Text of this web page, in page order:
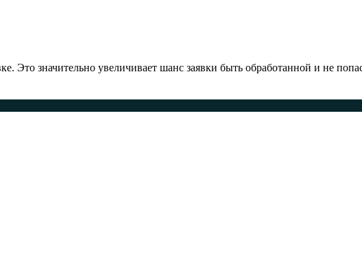
значительно увеличивает шанс заявки быть обработанной и не